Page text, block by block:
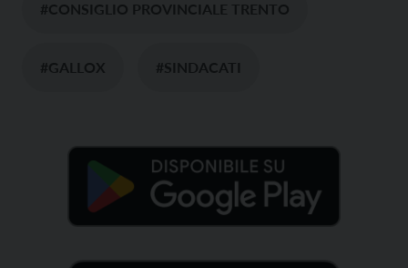
#CONSIGLIO PROVINCIALE TRENTO
#GALLOX #SINDACATI